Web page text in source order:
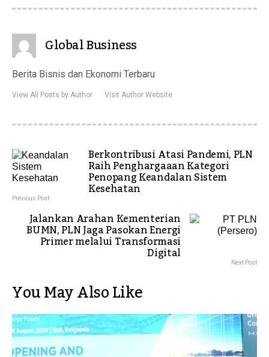
Global Business
Berita Bisnis dan Ekonomi Terbaru
View All Posts by Author Visit Author Website
Berkontribusi Atasi Pandemi, PLN
Raih Penghargaaan Kategori
Penopang Keandalan Sistem
Kesehatan
Previous Post
Jalankan Arahan Kementerian
BUMN, PLN Jaga Pasokan Energi
Primer melalui Transformasi
Digital Next Post
You May Also Like